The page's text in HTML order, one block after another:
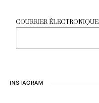
COURRIER ÉLECTRONIQUE
INSTAGRAM